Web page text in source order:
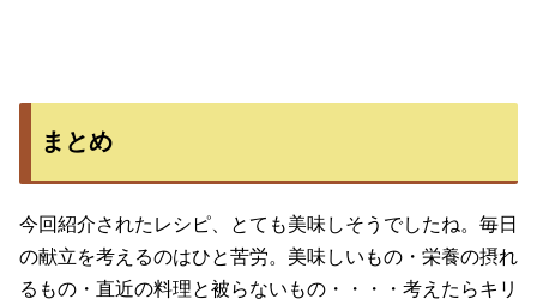
まとめ
今回紹介されたレシピ、とても美味しそうでしたね。毎日
の献立を考えるのはひと苦労。美味しいもの・栄養の摂れ
るもの・直近の料理と被らないもの・・・・考えたらキリ